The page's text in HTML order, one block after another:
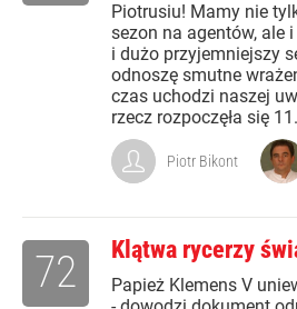
Piotrusiu! Mamy nie
sezon na agentów, ale
i dużo przyjemniejszy
odnoszę smutne
czas uchodzi naszej
rzecz rozpoczęła się
Piotr Bikont
Klątwa rycerzy
Papież Klemens V
72